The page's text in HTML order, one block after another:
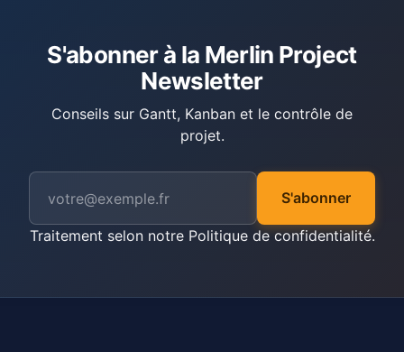
S'abonner à la Merlin Project
Newsletter
Conseils sur Gantt, Kanban et le contrôle de
projet.
S'abonner
Traitement selon notre Politique de confidentialité.